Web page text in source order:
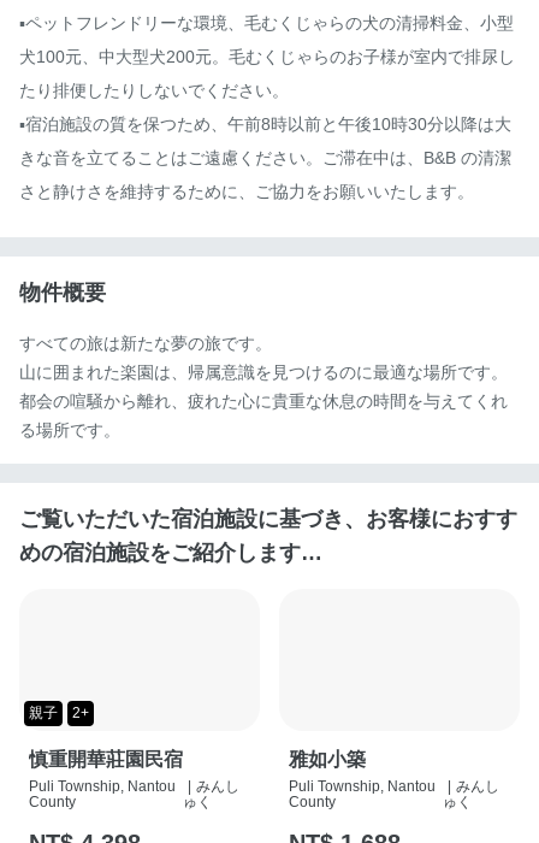
▪️ペットフレンドリーな環境、毛むくじゃらの犬の清掃料金、小型
犬100元、中大型犬200元。毛むくじゃらのお子様が室内で排尿し
たり排便したりしないでください。
▪️宿泊施設の質を保つため、午前8時以前と午後10時30分以降は大
きな音を立てることはご遠慮ください。ご滞在中は、B&B の清潔
さと静けさを維持するために、ご協力をお願いいたします。
物件概要
すべての旅は新たな夢の旅です。
山に囲まれた楽園は、帰属意識を見つけるのに最適な場所です。
都会の喧騒から離れ、疲れた心に貴重な休息の時間を与えてくれ
る場所です。
ご覧いただいた宿泊施設に基づき、お客様におすす
めの宿泊施設をご紹介します…
親子 2+
慎重開華莊園民宿
Puli Township, Nantou
County
みんし
ゅく
雅如小築
Puli Township, Nantou
County
みんし
ゅく